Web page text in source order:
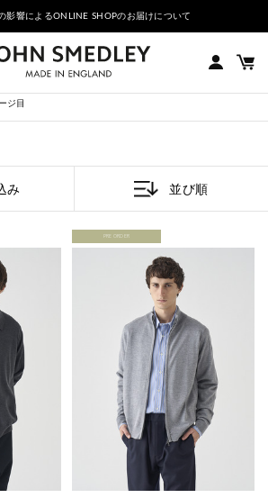
秋冬コレクション先行予約会 | 7/10 - 8/30
ジ目
み 並び順
PRE ORDER